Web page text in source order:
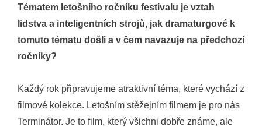
Tématem letošního ročníku festivalu je vztah
lidstva a inteligentních strojů, jak dramaturgové k
tomuto tématu došli a v čem navazuje na předchozí
ročníky?
Každý rok připravujeme atraktivní téma, které vychází z
filmové kolekce. Letošním stěžejním filmem je pro nás
Terminátor. Je to film, který všichni dobře známe, ale